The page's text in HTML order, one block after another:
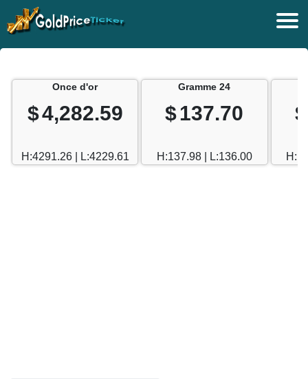
Once d'or
$4,282.59
H:4291.26 | L:4229.61
Gramme 24
$137.70
H:137.98 | L:136.00
$